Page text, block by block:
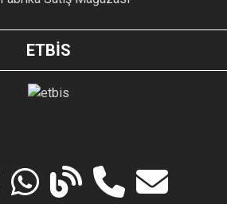
ETBİS